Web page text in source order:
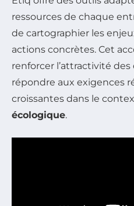
ressources de chaque
de cartographier les
actions concrètes. Cet
renforcer l’attractivité
répondre aux exigences
croissantes dans le
écologique.